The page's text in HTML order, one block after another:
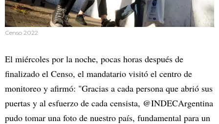
Censo 2022
El miércoles por la noche, pocas horas después de
finalizado el Censo, el mandatario visitó el centro de
monitoreo y afirmó: "Gracias a cada persona que abrió sus
puertas y al esfuerzo de cada censista, @INDECArgentina
pudo tomar una foto de nuestro país, fundamental para un